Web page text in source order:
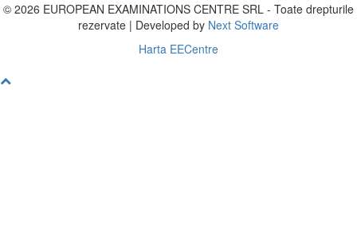
© 2026 EUROPEAN EXAMINATIONS CENTRE SRL - Toate drepturile
rezervate | Developed by Next Software
Harta EECentre